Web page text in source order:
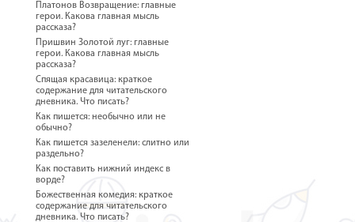
Платонов Возвращение: главные
герои. Какова главная мысль
рассказа?
Пришвин Золотой луг: главные
герои. Какова главная мысль
рассказа?
Спящая красавица: краткое
содержание для читательского
дневника. Что писать?
Как пишется: необычно или не
обычно?
Как пишется зазеленели: слитно или
раздельно?
Как поставить нижний индекс в
ворде?
Божественная комедия: краткое
содержание для читательского
дневника. Что писать?